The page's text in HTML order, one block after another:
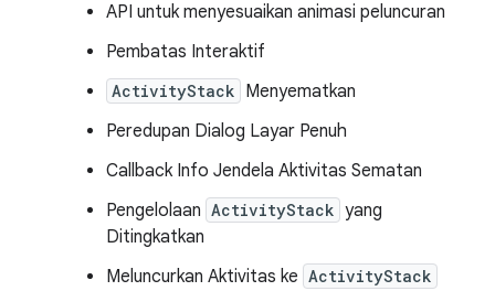
API untuk menyesuaikan animasi peluncuran
Pembatas Interaktif
ActivityStack Menyematkan
Peredupan Dialog Layar Penuh
Callback Info Jendela Aktivitas Sematan
Pengelolaan ActivityStack yang
Ditingkatkan
Meluncurkan Aktivitas ke ActivityStack